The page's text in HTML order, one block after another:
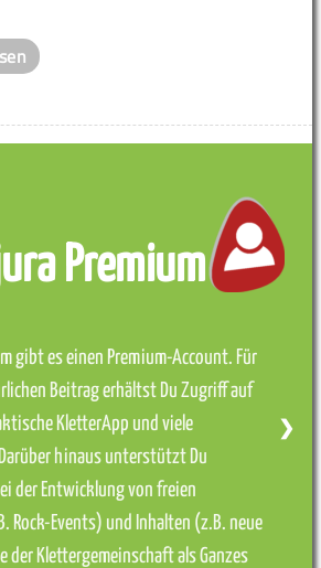
Premium
gibt es einen Premium-Account. Für
Beitrag erhältst Du Zugriff auf
KletterApp und viele
hinaus unterstützt Du
der Entwicklung von freien
Rock-Events) und Inhalten (z.B. neue
der Klettergemeinschaft als Ganzes
❯